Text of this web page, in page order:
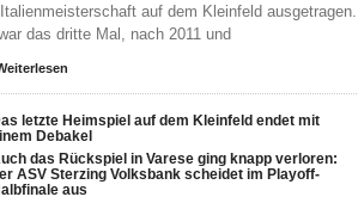
auf dem Kleinfeld ausgetragen.
das dritte Mal, nach 2011 und
letzte Heimspiel auf dem Kleinfeld endet mit
Debakel
das Rückspiel in Varese ging knapp verloren:
ASV Sterzing Volksbank scheidet im Playoff-
aus